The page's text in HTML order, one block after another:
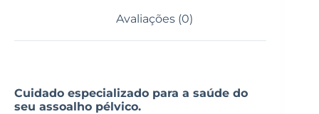
Avaliações (0)
Cuidado especializado para a saúde do
seu assoalho pélvico.